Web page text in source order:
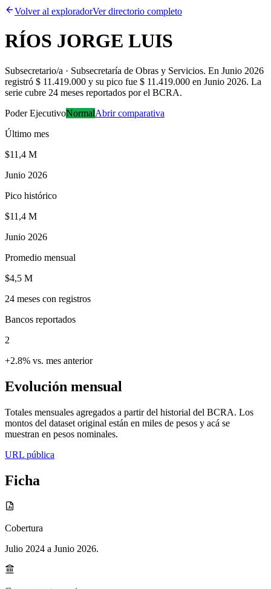
Volver al exploradorVer directorio completo
RÍOS JORGE LUIS
Subsecretario/a · Subsecretaría de Obras y Servicios. En Junio 2026
registró $ 11.419.000 y su pico fue $ 11.419.000 en Junio 2026. La
serie cubre 24 meses reportados por el BCRA.
Poder EjecutivoNormalAbrir comparativa
Último mes
$11,4 M
Junio 2026
Pico histórico
$11,4 M
Junio 2026
Promedio mensual
$4,5 M
24 meses con registros
Bancos reportados
2
+2.8% vs. mes anterior
Evolución mensual
Totales mensuales agregados a partir del historial del BCRA. Los
montos del dataset original están en miles de pesos y acá se
muestran en pesos nominales.
URL pública
Ficha
Cobertura
Julio 2024 a Junio 2026.